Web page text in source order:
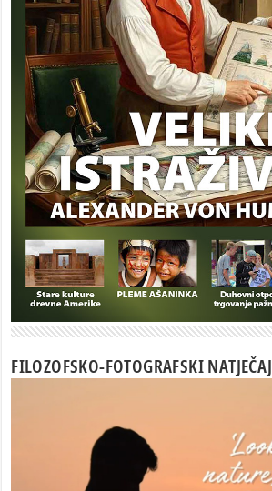
FILOZOFSKO-FOTOGRAFSKI NATJEČAJ